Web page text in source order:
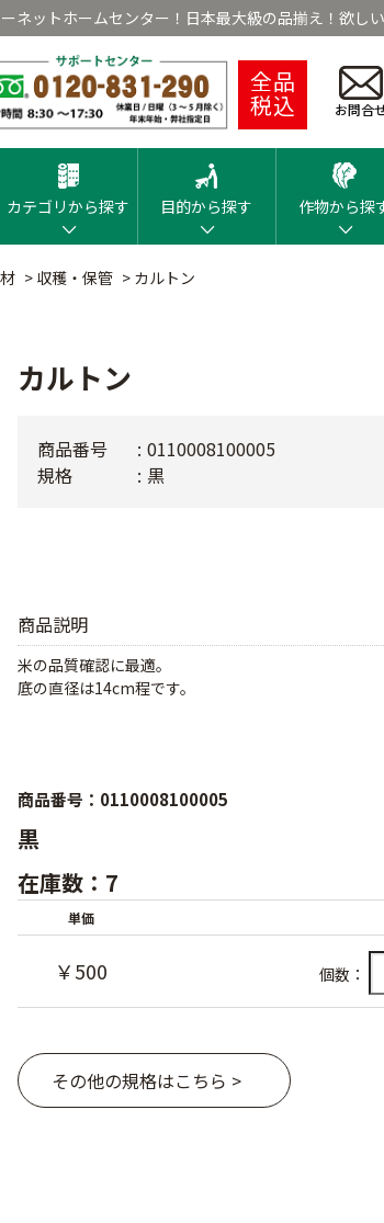
ネットホームセンター！日本最大級の品揃え！欲し
全品
税込 お問合
カテゴリから探す 目的から探す 作物から探
> 収穫・保管 > カルトン
カルトン
商品説明
米の品質確認に最適。
底の直径は14cm程です。
商品番号
0110008100005
規格
黒
商品番号：0110008100005
黒
在庫数：7
単価
￥500 個数：
その他の規格はこちら >